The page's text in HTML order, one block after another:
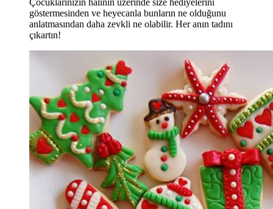
göstermesinden ve heyecanla bunların ne olduğunu
anlatmasından daha zevkli ne olabilir. Her anın tadını
çıkartın!